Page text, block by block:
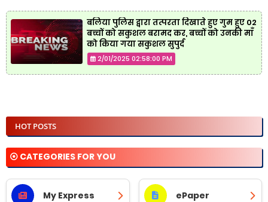
बलिया पुलिस द्वारा तत्परता दिखाते हुए गुम हुए 02
बच्चों को सकुशल बरामद कर, बच्चों को उनकी माँ
को किया गया सकुशल सुपुर्द
2/01/2025 02:58:00 PM
HOT POSTS
⦿ CATEGORIES FOR YOU
My Express ePaper